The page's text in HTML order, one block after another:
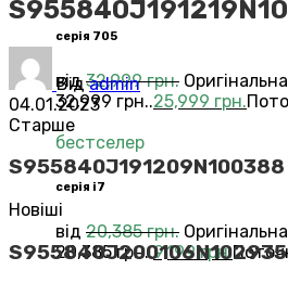
серія 705
від32,999грн.
32,999 грн..25,999 грн.
бестселер
серія i7
від 20,385грн.
20,385 грн..9,199 грн.
Відadmin
04.01.2023
Старше
S955840J191209N100388
Новіші
S955840J200106N102935